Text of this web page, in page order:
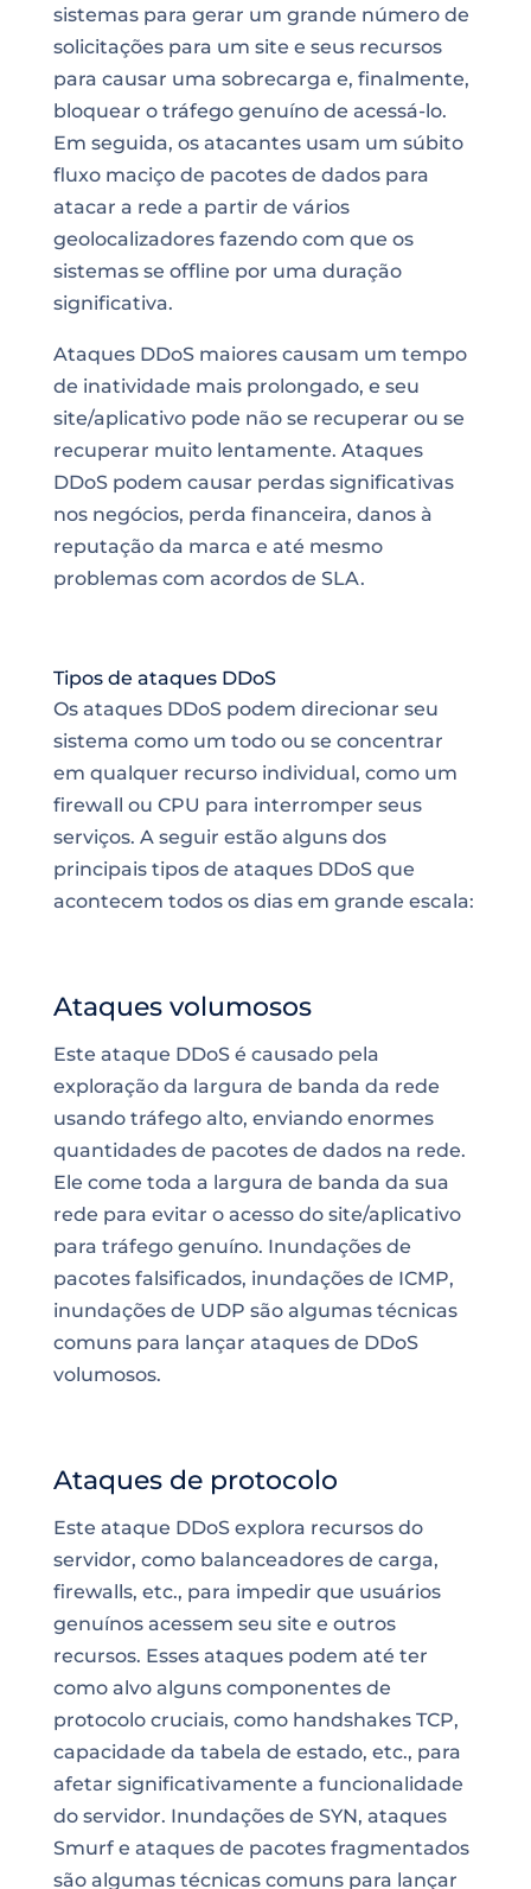
sistemas para gerar um grande número de
solicitações para um site e seus recursos
para causar uma sobrecarga e, finalmente,
bloquear o tráfego genuíno de acessá-lo.
Em seguida, os atacantes usam um súbito
fluxo maciço de pacotes de dados para
atacar a rede a partir de vários
geolocalizadores fazendo com que os
sistemas se offline por uma duração
significativa.
Ataques DDoS maiores causam um tempo
de inatividade mais prolongado, e seu
site/aplicativo pode não se recuperar ou se
recuperar muito lentamente. Ataques
DDoS podem causar perdas significativas
nos negócios, perda financeira, danos à
reputação da marca e até mesmo
problemas com acordos de SLA.
Tipos de ataques DDoS
Os ataques DDoS podem direcionar seu
sistema como um todo ou se concentrar
em qualquer recurso individual, como um
firewall ou CPU para interromper seus
serviços. A seguir estão alguns dos
principais tipos de ataques DDoS que
acontecem todos os dias em grande escala:
Ataques volumosos
Este ataque DDoS é causado pela
exploração da largura de banda da rede
usando tráfego alto, enviando enormes
quantidades de pacotes de dados na rede.
Ele come toda a largura de banda da sua
rede para evitar o acesso do site/aplicativo
para tráfego genuíno. Inundações de
pacotes falsificados, inundações de ICMP,
inundações de UDP são algumas técnicas
comuns para lançar ataques de DDoS
volumosos.
Ataques de protocolo
Este ataque DDoS explora recursos do
servidor, como balanceadores de carga,
firewalls, etc., para impedir que usuários
genuínos acessem seu site e outros
recursos. Esses ataques podem até ter
como alvo alguns componentes de
protocolocruciais, como handshakes TCP,
capacidade da tabela de estado, etc., para
afetar significativamente a funcionalidade
do servidor. Inundações de SYN, ataques
Smurf e ataques de pacotes fragmentados
são algumas técnicascomuns para lançar